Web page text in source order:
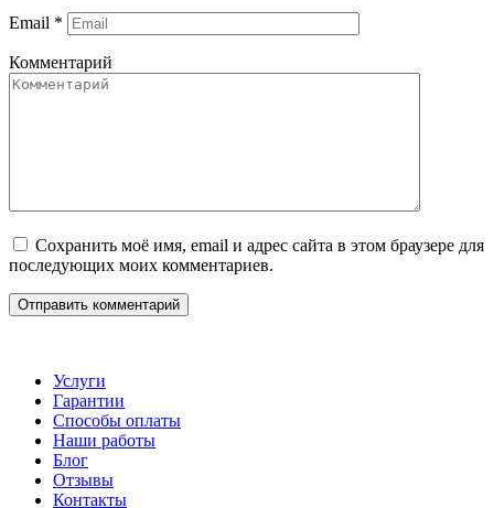
Email *
Комментарий
Сохранить моё имя, email и адрес сайта в этом браузере для
последующих моих комментариев.
Услуги
Гарантии
Способы оплаты
Наши работы
Блог
Отзывы
Контакты